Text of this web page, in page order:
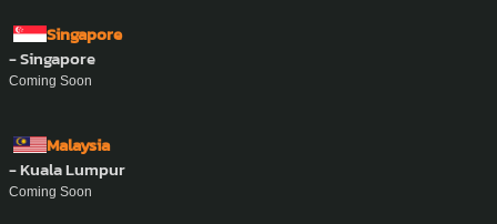
Singapore
- Singapore
Coming Soon
Malaysia
- Kuala Lumpur
Coming Soon